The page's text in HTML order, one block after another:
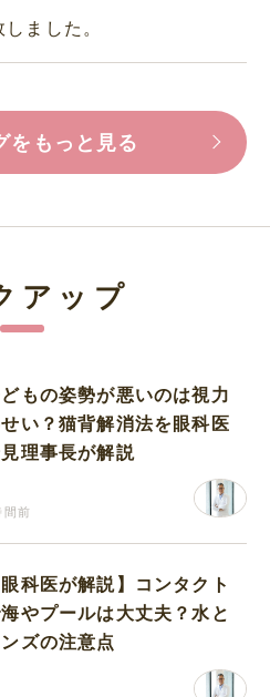
ました。
をもっと見る
アップ
もの姿勢が悪いのは視力
い？猫背解消法を眼科医
理事長が解説
間前
眼科医が解説】コンタクト
やプールは大丈夫？水と
ズの注意点